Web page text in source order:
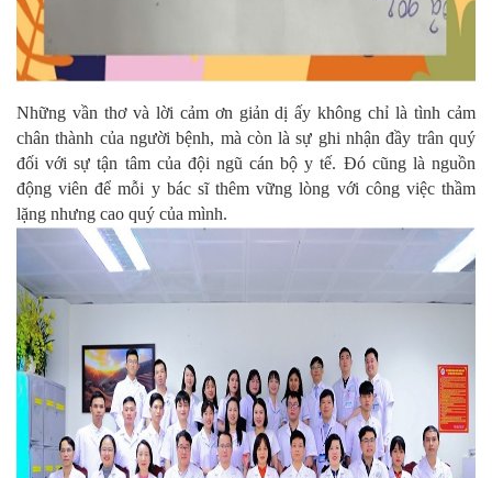
Những vần thơ và lời cảm ơn giản dị ấy không chỉ là tình cảm
chân thành của người bệnh, mà còn là sự ghi nhận đầy trân quý
đối với sự tận tâm của đội ngũ cán bộ y tế. Đó cũng là nguồn
động viên để mỗi y bác sĩ thêm vững lòng với công việc thầm
lặng nhưng cao quý của mình.